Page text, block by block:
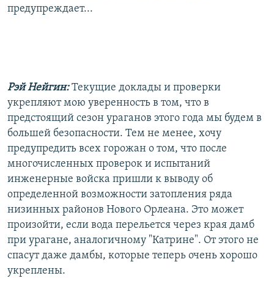
предупреждает...
Рэй Нейгин:Текущие доклады и проверки
укрепляют мою уверенность в том, что в
предстоящий сезон ураганов этого года мы будем в
большей безопасности. Тем не менее, хочу
предупредить всех горожан о том, что после
многочисленных проверок и испытаний
инженерные войска пришли к выводу об
определенной возможности затопления ряда
низинных районов Нового Орлеана. Это может
произойти, если вода перельется через края дамб
при урагане, аналогичному "Катрине". От этого не
спасут даже дамбы, которые теперь очень хорошо
укреплены.